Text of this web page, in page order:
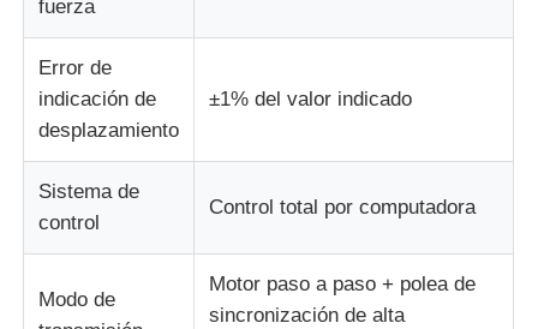
fuerza
Error de
indicación de
desplazamiento
±1% del valor indicado
Sistema de
control
Control total por computadora
Modo de
Motor paso a paso + polea de
sincronización de alta